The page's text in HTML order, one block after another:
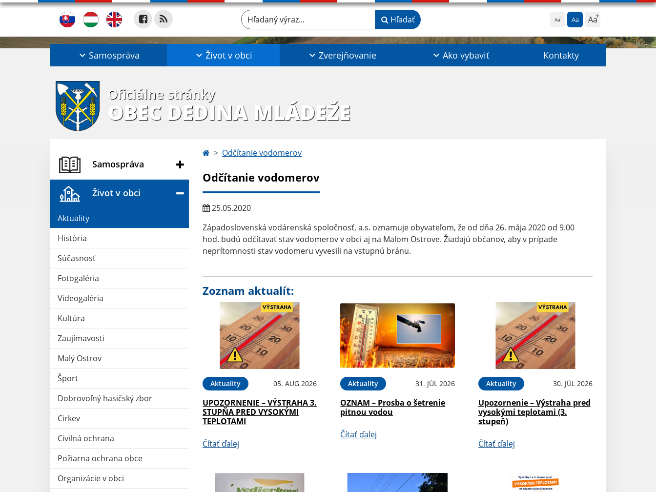
Aa Aa Aa
Hľadaný výraz... Hľadať
Samospráva Život v obci Zverejňovanie Ako vybaviť Kontakty
Oficiálne stránky
OBEC DEDINA MLÁDEŽE
Samospráva
Život v obci
Aktuality
História
Súčasnosť
Fotogaléria
Videogaléria
Kultúra
Zaujímavosti
Malý Ostrov
Šport
Dobrovoľný hasičský zbor
Cirkev
Civilná ochrana
Požiarna ochrana obce
Organizácie v obci
Odčítanie vodomerov
Odčítanie vodomerov
25.05.2020
Západoslovenská vodárenská spoločnosť, a.s. oznamuje obyvateľom, že od dňa 26. mája 2020 od 9.00
hod. budú odčítavať stav vodomerov v obci aj na Malom Ostrove. Žiadajú občanov, aby v prípade
neprítomnosti stav vodomeru vyvesili na vstupnú bránu.
Zoznam aktualít:
Aktuality 05. AUG 2026
UPOZORNENIE – VÝSTRAHA 3.
STUPŇA PRED VYSOKÝMI
TEPLOTAMI
Čítať ďalej
Aktuality 31. JÚL 2026
OZNAM – Prosba o šetrenie
pitnou vodou
Čítať ďalej
Aktuality 30. JÚL 2026
Upozornenie – Výstraha pred
vysokými teplotami (3.
stupeň)
Čítať ďalej